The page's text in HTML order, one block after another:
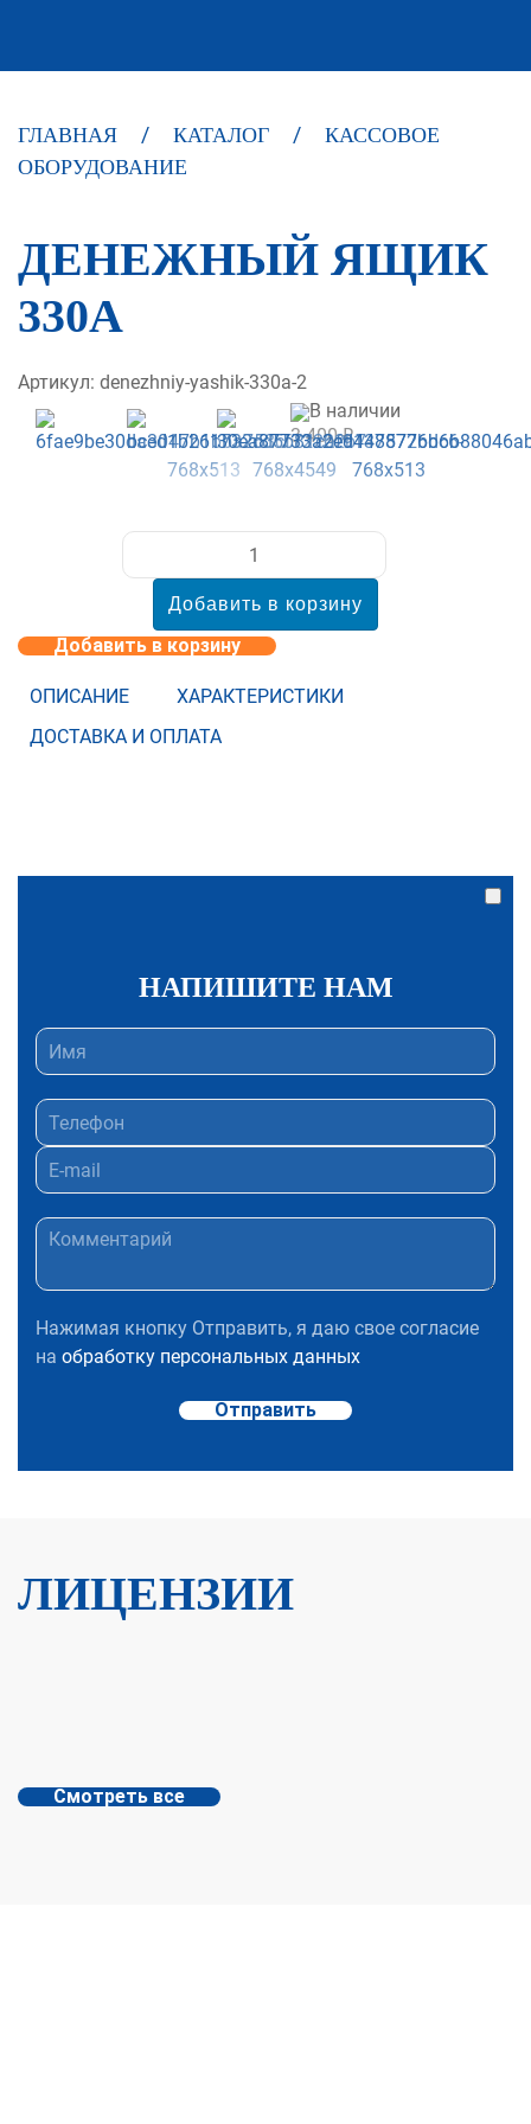
ГЛАВНАЯ КАТАЛОГ
КАССОВОЕ
ОБОРУДОВАНИЕ
ДЕНЕЖНЫЙ ЯЩИК
330A
Артикул: denezhniy-yashik-330a-2
В наличии
3 400 ₽
Добавить в корзину
ОПИСАНИЕ
ХАРАКТЕРИСТИКИ
ДОСТАВКА И ОПЛАТА
НАПИШИТЕ НАМ
Нажимая кнопку Отправить, я даю свое согласие
на обработку персональных данных
Отправить
ЛИЦЕНЗИИ
Смотреть все